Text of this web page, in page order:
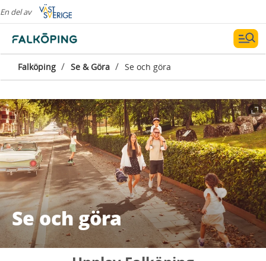
En del av
Falköping / Se & Göra / Se och göra
Se och göra